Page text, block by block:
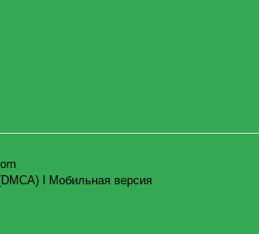
ǀ
Мобильная версия